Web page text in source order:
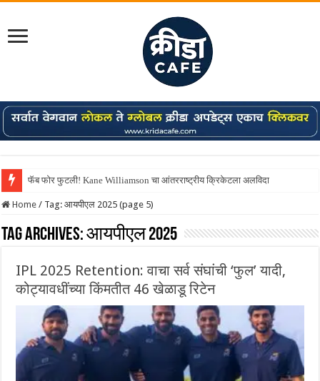
फॅब फोर फुटली! Kane Williamson चा आंतरराष्ट्रीय क्रिकेटला अलविदा
Home / Tag:आयपीएल 2025 (page 5)
Tag Archives:आयपीएल 2025
IPL 2025 Retention: वाचा सर्व संघांची ‘फुल’ यादी,
कोट्यावधींच्या किंमतीत 46 खेळाडू रिटेन